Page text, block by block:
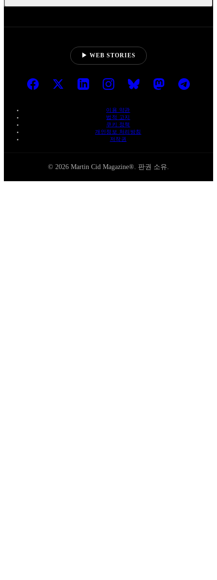
▶ WEB STORIES
이용 약관
법적 고지
쿠키 정책
개인정보 처리방침
저작권
© 2026 Martin Cid Magazine®. 판권 소유.